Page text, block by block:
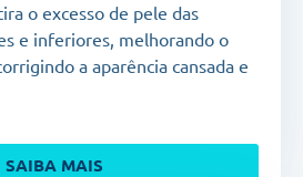
o excesso de pele das
e inferiores, melhorando o
a aparência cansada e
SAIBA MAIS